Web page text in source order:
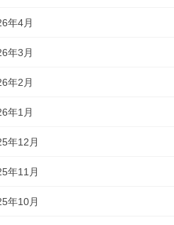
年4月
年3月
年2月
年1月
年12月
年11月
年10月